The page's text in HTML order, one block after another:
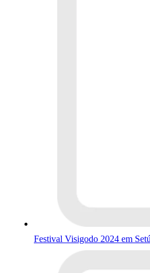
Festival Visigodo 2024 em